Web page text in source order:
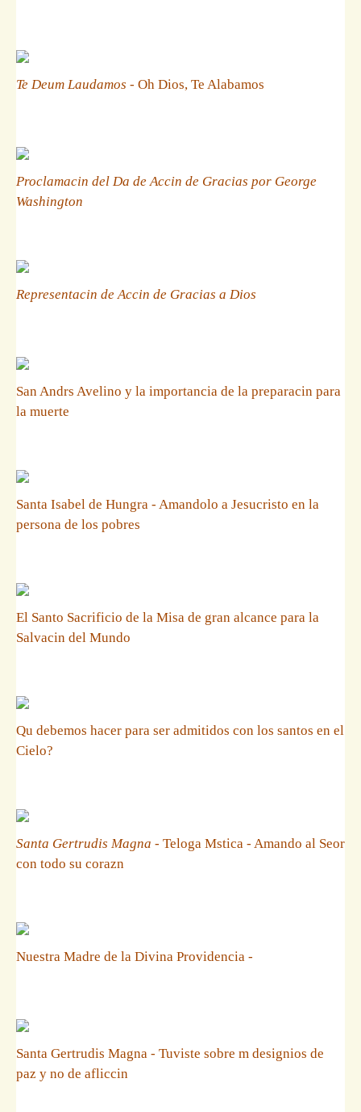
Te Deum Laudamos - Oh Dios, Te Alabamos
Proclamacin del Da de Accin de Gracias por George
Washington
Representacin de Accin de Gracias a Dios
San Andrs Avelino y la importancia de la preparacin para
la muerte
Santa Isabel de Hungra - Amandolo a Jesucristo en la
persona de los pobres
El Santo Sacrificio de la Misa de gran alcance para la
Salvacin del Mundo
Qu debemos hacer para ser admitidos con los santos en el
Cielo?
Santa Gertrudis Magna - Teloga Mstica - Amando al Seor
con todo su corazn
Nuestra Madre de la Divina Providencia -
Santa Gertrudis Magna - Tuviste sobre m designios de
paz y no de afliccin